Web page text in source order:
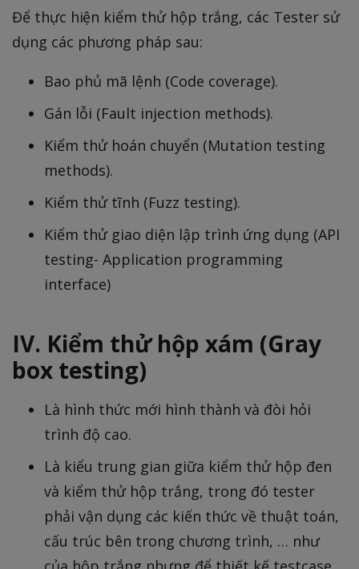
Để thực hiện kiểm thử hộp trắng, các Tester sử
dụng các phương pháp sau:
Bao phủ mã lệnh (Code coverage).
Gán lỗi (Fault injection methods).
Kiểm thử hoán chuyển (Mutation testing
methods).
Kiểm thử tĩnh (Fuzz testing).
Kiểm thử giao diện lập trình ứng dụng (API
testing- Application programming
interface)
IV. Kiểm thử hộp xám (Gray
box testing)
Là hình thức mới hình thành và đòi hỏi
trình độ cao.
Là kiểu trung gian giữa kiểm thử hộp đen
và kiểm thử hộp trắng, trong đó tester
phải vận dụng các kiến thức về thuật toán,
cấu trúc bên trong chương trình, … như